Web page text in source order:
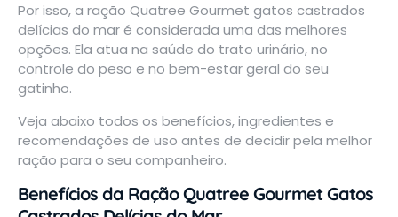
Por isso, a ração Quatree Gourmet gatos castrados
delícias do mar é considerada uma das melhores
opções. Ela atua na saúde do trato urinário, no
controle do peso e no bem-estar geral do seu
gatinho.
Veja abaixo todos os benefícios, ingredientes e
recomendações de uso antes de decidir pela melhor
ração para o seu companheiro.
Benefícios da Ração Quatree Gourmet Gatos